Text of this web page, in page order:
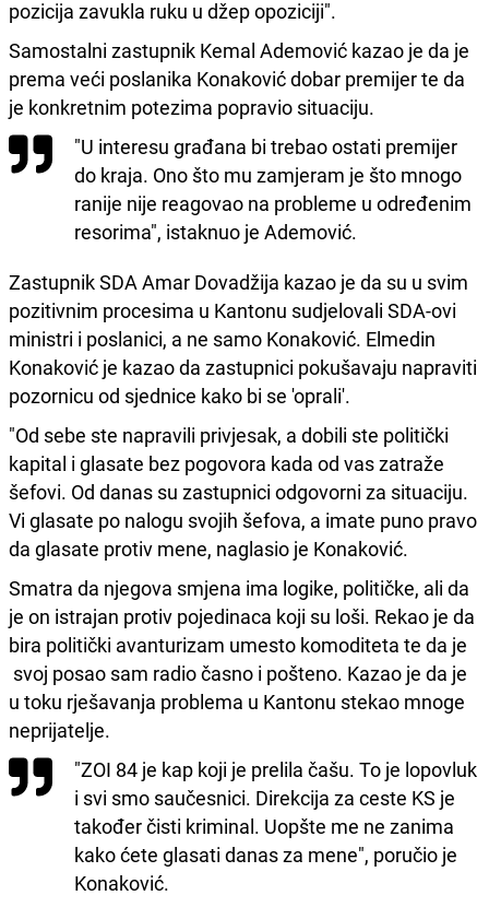
pozicija zavukla ruku u džep opoziciji".
Samostalni zastupnik Kemal Ademović kazao je da je
prema veći poslanika Konaković dobar premijer te da
je konkretnim potezima popravio situaciju.
"U interesu građana bi trebao ostati premijer
do kraja. Ono što mu zamjeram je što mnogo
ranije nije reagovao na probleme u određenim
resorima", istaknuo je Ademović.
Zastupnik SDA Amar Dovadžija kazao je da su u svim
pozitivnim procesima u Kantonu sudjelovali SDA-ovi
ministri i poslanici, a ne samo Konaković. Elmedin
Konaković je kazao da zastupnici pokušavaju napraviti
pozornicu od sjednice kako bi se 'oprali'.
"Od sebe ste napravili privjesak, a dobili ste politički
kapital i glasate bez pogovora kada od vas zatraže
šefovi. Od danas su zastupnici odgovorni za situaciju.
Vi glasate po nalogu svojih šefova, a imate puno pravo
da glasate protiv mene, naglasio je Konaković.
Smatra da njegova smjena ima logike, političke, ali da
je on istrajan protiv pojedinaca koji su loši. Rekao je da
bira politički avanturizam umesto komoditeta te da je
svoj posao sam radio časno i pošteno. Kazao je da je
u toku rješavanja problema u Kantonu stekao mnoge
neprijatelje.
"ZOI 84 je kap koji je prelila čašu. To je lopovluk
i svi smo saučesnici. Direkcija za ceste KS je
također čisti kriminal. Uopšte me ne zanima
kako ćete glasati danas za mene", poručio je
Konaković.